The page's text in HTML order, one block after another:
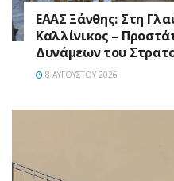
EAAΣ Ξάνθης: Στη
Καλλίνικος –
Δυνάμεων του
8 ΑΥΓΟΎΣΤΟΥ 2026